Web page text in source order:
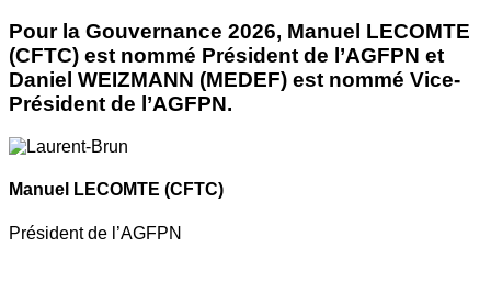
Pour la Gouvernance 2026, Manuel LECOMTE
(CFTC) est nommé Président de l’AGFPN et
Daniel WEIZMANN (MEDEF) est nommé Vice-
Président de l’AGFPN.
Manuel LECOMTE (CFTC)
Président de l’AGFPN